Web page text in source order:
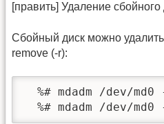
[править] Удаление сбойного
Сбойный диск можно
remove (-r):
%# mdadm /dev/md0
%# mdadm /dev/md0